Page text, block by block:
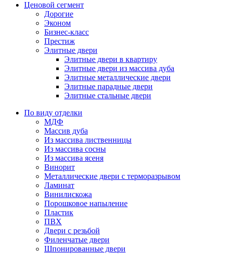
Ценовой сегмент
Дорогие
Эконом
Бизнес-класс
Престиж
Элитные двери
Элитные двери в квартиру
Элитные двери из массива дуба
Элитные металлические двери
Элитные парадные двери
Элитные стальные двери
По виду отделки
МДФ
Массив дуба
Из массива лиственницы
Из массива сосны
Из массива ясеня
Винорит
Металлические двери с терморазрывом
Ламинат
Винилискожа
Порошковое напыление
Пластик
ПВХ
Двери с резьбой
Филенчатые двери
Шпонированные двери